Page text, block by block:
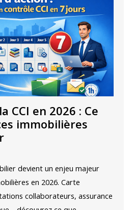
CCI en 2026 : Ce
immobilières
devient un enjeu majeur
en 2026. Carte
collaborateurs, assurance